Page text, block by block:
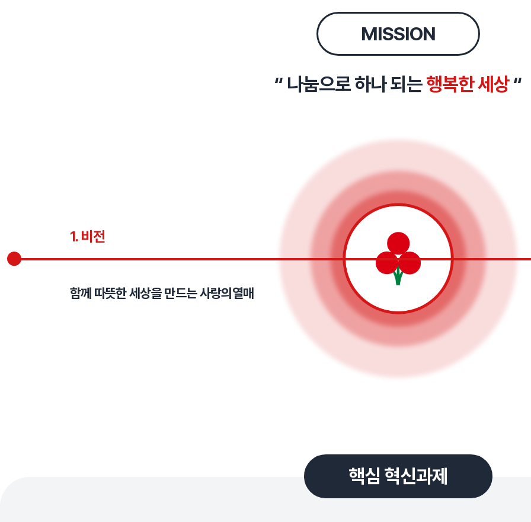
MISSION
“ 나눔으로 하나 되는행복한 세상“
1. 비전
함께 따뜻한 세상을 만드는 사랑의열매
핵심 혁신과제